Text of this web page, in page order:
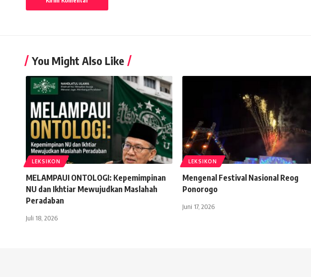
You Might Also Like
LEKSIKON
MELAMPAUI ONTOLOGI: Kepemimpinan
NU dan Ikhtiar Mewujudkan Maslahah
Peradaban
Juli 18, 2026
LEKSIKON
Mengenal Festival Nasional Reog
Ponorogo
Juni 17, 2026